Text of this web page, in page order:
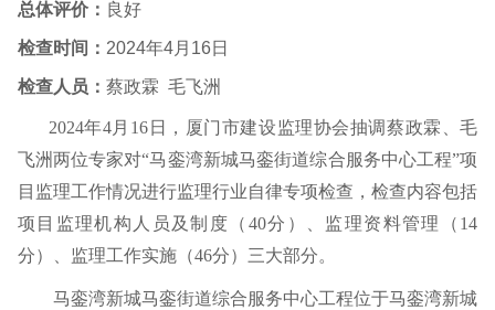
总体评价： 良好
检查时间： 2024年4月 16日
检查人员： 蔡政霖 毛飞洲
2024年4月 16日，厦门市建设监理协会抽调蔡政霖、毛
飞洲两位专家对“马銮湾新城马銮街道综合服务中心工程”项
目监理工作情况进行监理行业自律专项检查，检查内容包括
项目监理机构人员及制度（ 40分）、监理资料管理（ 14
分）、监理工作实施（46分）三大部分。
马銮湾新城马銮街道综合服务中心工程位于马銮湾新城